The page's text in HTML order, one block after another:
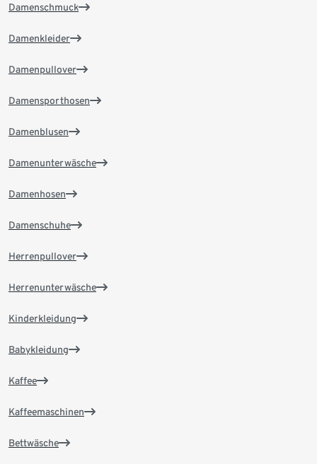
Damenschmuck
Damenkleider
Damenpullover
Damensporthosen
Damenblusen
Damenunterwäsche
Damenhosen
Damenschuhe
Herrenpullover
Herrenunterwäsche
Kinderkleidung
Babykleidung
Kaffee
Kaffeemaschinen
Bettwäsche